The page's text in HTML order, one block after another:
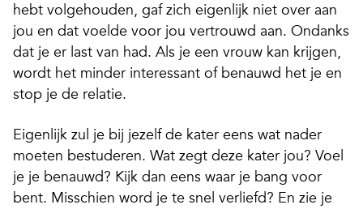
hebt volgehouden, gaf zich eigenlijk niet over aan
jou en dat voelde voor jou vertrouwd aan. Ondanks
dat je er last van had. Als je een vrouw kan krijgen,
wordt het minder interessant of benauwd het je en
stop je de relatie.
Eigenlijk zul je bij jezelf de kater eens wat nader
moeten bestuderen. Wat zegt deze kater jou? Voel
je je benauwd? Kijk dan eens waar je bang voor
bent. Misschien word je te snel verliefd? En zie je